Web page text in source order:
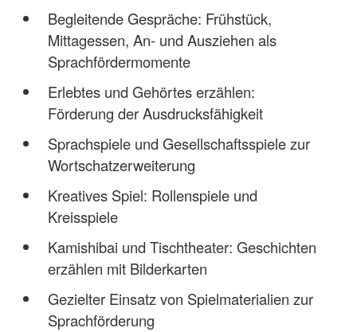
Begleitende Gespräche: Frühstück,
Mittagessen, An- und Ausziehen als
Sprachfördermomente
Erlebtes und Gehörtes erzählen:
Förderung der Ausdrucksfähigkeit
Sprachspiele und Gesellschaftsspiele zur
Wortschatzerweiterung
Kreatives Spiel: Rollenspiele und
Kreisspiele
Kamishibai und Tischtheater: Geschichten
erzählen mit Bilderkarten
Gezielter Einsatz von Spielmaterialien zur
Sprachförderung